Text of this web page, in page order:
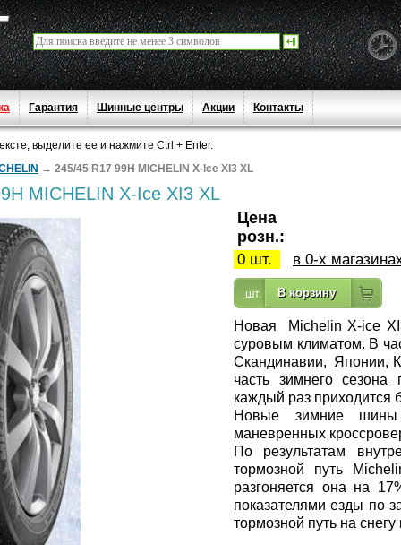
Гарантия Шинные центры Акции Контакты
выделите ее и нажмите Ctrl + Enter.
→ 245/45 R17 99H MICHELIN X-Ice XI3 XL
MICHELIN X-Ice XI3 XL
Цена
розн.:
0 шт. в 0-х
Новая
Michelin X-ice
суровым климатом. В
Скандинавии, Японии,
часть зимнего
каждый раз приходится
Новые зимние шины
маневренных
По результатам
тормозной путь
разгоняется она на
показателями езды по
тормозной путь на